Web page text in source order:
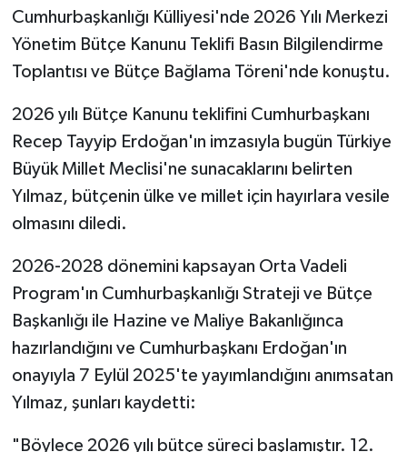
Cumhurbaşkanlığı Külliyesi'nde 2026 Yılı Merkezi
Yönetim Bütçe Kanunu Teklifi Basın Bilgilendirme
Toplantısı ve Bütçe Bağlama Töreni'nde konuştu.
2026 yılı Bütçe Kanunu teklifini Cumhurbaşkanı
Recep Tayyip Erdoğan'ın imzasıyla bugün Türkiye
Büyük Millet Meclisi'ne sunacaklarını belirten
Yılmaz, bütçenin ülke ve millet için hayırlara vesile
olmasını diledi.
2026-2028 dönemini kapsayan Orta Vadeli
Program'ın Cumhurbaşkanlığı Strateji ve Bütçe
Başkanlığı ile Hazine ve Maliye Bakanlığınca
hazırlandığını ve Cumhurbaşkanı Erdoğan'ın
onayıyla 7 Eylül 2025'te yayımlandığını anımsatan
Yılmaz, şunları kaydetti:
"Böylece 2026 yılı bütçe süreci başlamıştır. 12.